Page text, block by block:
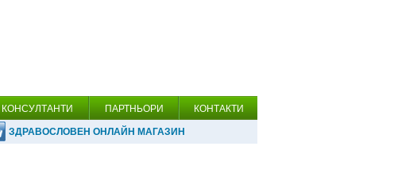
КОНСУЛТАНТИ ПАРТНЬОРИ КОНТАКТИ
ЗДРАВОСЛОВЕН ОНЛАЙН МАГАЗИН